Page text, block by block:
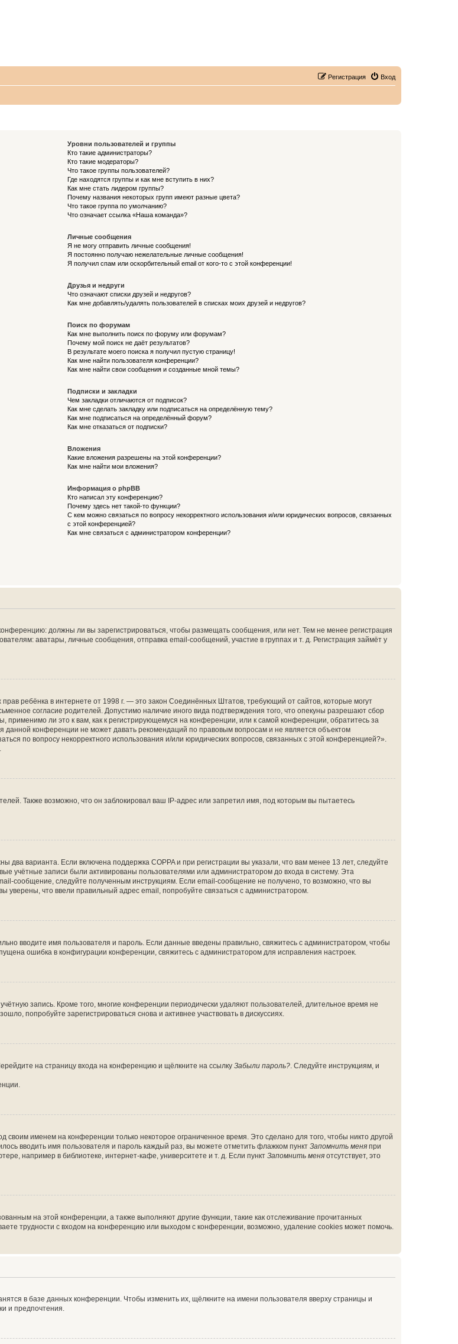
Вход
Регистрация
Уровни пользователей и группы
Кто такие администраторы?
Кто такие модераторы?
Что такое группы пользователей?
Где находятся группы и как мне вступить в них?
Как мне стать лидером группы?
Почему названия некоторых групп имеют разные цвета?
Что такое группа по умолчанию?
Что означает ссылка «Наша команда»?
Личные сообщения
Я не могу отправить личные сообщения!
Я постоянно получаю нежелательные личные сообщения!
Я получил спам или оскорбительный email от кого-то с этой конференции!
Друзья и недруги
Что означают списки друзей и недругов?
Как мне добавлять/удалять пользователей в списках моих друзей и недругов?
Поиск по форумам
Как мне выполнить поиск по форуму или форумам?
Почему мой поиск не даёт результатов?
В результате моего поиска я получил пустую страницу!
Как мне найти пользователя конференции?
Как мне найти свои сообщения и созданные мной темы?
Подписки и закладки
Чем закладки отличаются от подписок?
Как мне сделать закладку или подписаться на определённую тему?
Как мне подписаться на определённый форум?
Как мне отказаться от подписки?
Вложения
Какие вложения разрешены на этой конференции?
Как мне найти мои вложения?
Информация о phpBB
Кто написал эту конференцию?
Почему здесь нет такой-то функции?
С кем можно связаться по вопросу некорректного использования и/или юридических вопросов, связанных
с этой конференцией?
Как мне связаться с администратором конференции?
должны ли вы зарегистрироваться, чтобы размещать сообщения, или нет. Тем не менее регистрация
аватары, личные сообщения, отправка email-сообщений, участие в группах и т. д. Регистрация займёт у
ребёнка в интернете от 1998 г. — это закон Соединённых Штатов, требующий от сайтов, которые могут
согласие родителей. Допустимо наличие иного вида подтверждения того, что опекуны разрешают сбор
ли это к вам, как к регистрирующемуся на конференции, или к самой конференции, обратитесь за
конференции не может давать рекомендаций по правовым вопросам и не является объектом
по вопросу некорректного использования и/или юридических вопросов, связанных с этой конференцией?».
.
Также возможно, что он заблокировал ваш IP-адрес или запретил имя, под которым вы пытаетесь
варианта. Если включена поддержка COPPA и при регистрации вы указали, что вам менее 13 лет, следуйте
учётные записи были активированы пользователями или администратором до входа в систему. Эта
сообщение, следуйте полученным инструкциям. Если email-сообщение не получено, то возможно, что вы
что ввели правильный адрес email, попробуйте связаться с администратором.
вводите имя пользователя и пароль. Если данные введены правильно, свяжитесь с администратором, чтобы
ошибка в конфигурации конференции, свяжитесь с администратором для исправления настроек.
запись. Кроме того, многие конференции периодически удаляют пользователей, длительное время не
попробуйте зарегистрироваться снова и активнее участвовать в дискуссиях.
на страницу входа на конференцию и щёлкните на ссылку Забыли пароль?. Следуйте инструкциям, и
своим именем на конференции только некоторое ограниченное время. Это сделано для того, чтобы никто другой
вводить имя пользователя и пароль каждый раз, вы можете отметить флажком пункт Запомнить меня при
например в библиотеке, интернет-кафе, университете и т. д. Если пункт Запомнить меня отсутствует, это
на этой конференции, а также выполняют другие функции, такие как отслеживание прочитанных
трудности с входом на конференцию или выходом с конференции, возможно, удаление cookies может помочь.
в базе данных конференции. Чтобы изменить их, щёлкните на имени пользователя вверху страницы и
и предпочтения.